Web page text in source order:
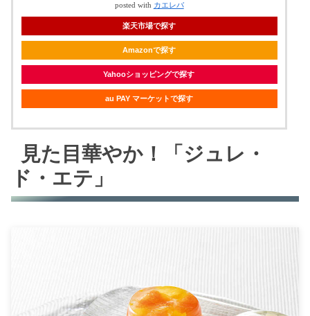
posted with カエレバ
楽天市場で探す
Amazonで探す
Yahooショッピングで探す
au PAY マーケットで探す
見た目華やか！「ジュレ・
ド・エテ」